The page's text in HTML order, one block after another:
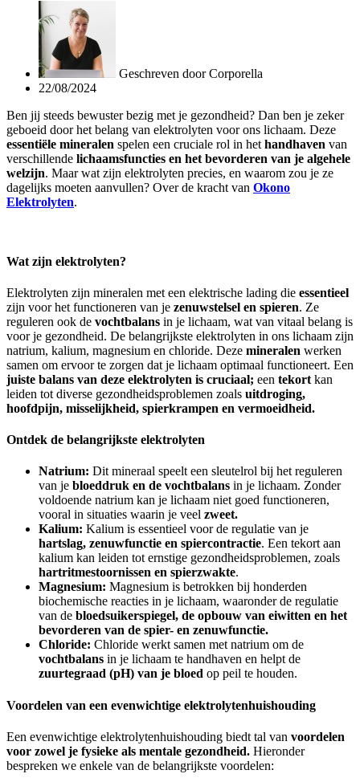
Geschreven doorCorporella
22/08/2024
Ben jij steeds bewuster bezig met je gezondheid? Dan ben je zeker
geboeid door het belang van elektrolyten voor ons lichaam. Deze
essentiële mineralen spelen een cruciale rol in het handhaven van
verschillende lichaamsfuncties en het bevorderen van je algehele
welzijn. Maar wat zijn elektrolyten precies, en waarom zou je ze
dagelijks moeten aanvullen? Over de kracht van Okono
Elektrolyten.
Wat zijn elektrolyten?
Elektrolyten zijn mineralen met een elektrische lading die essentieel
zijn voor het functioneren van je zenuwstelsel en spieren. Ze
reguleren ook de vochtbalans in je lichaam, wat van vitaal belang is
voor je gezondheid. De belangrijkste elektrolyten in ons lichaam zijn
natrium, kalium, magnesium en chloride. Deze mineralen werken
samen om ervoor te zorgen dat je lichaam optimaal functioneert. Een
juiste balans van deze elektrolyten is cruciaal; een tekort kan
leiden tot diverse gezondheidsproblemen zoals uitdroging,
hoofdpijn, misselijkheid, spierkrampen en vermoeidheid.
Ontdek de belangrijkste elektrolyten
Natrium: Dit mineraal speelt een sleutelrol bij het reguleren
van je bloeddruk en de vochtbalans in je lichaam. Zonder
voldoende natrium kan je lichaam niet goed functioneren,
vooral in situaties waarin je veel zweet.
Kalium: Kalium is essentieel voor de regulatie van je
hartslag, zenuwfunctie en spiercontractie. Een tekort aan
kalium kan leiden tot ernstige gezondheidsproblemen, zoals
hartritmestoornissen en spierzwakte.
Magnesium: Magnesium is betrokken bij honderden
biochemische reacties in je lichaam, waaronder de regulatie
van de bloedsuikerspiegel, de opbouw van eiwitten en het
bevorderen van de spier- en zenuwfunctie.
Chloride: Chloride werkt samen met natrium om de
vochtbalans in je lichaam te handhaven en helpt de
zuurtegraad (pH) van je bloed op peil te houden.
Voordelen van een evenwichtige elektrolytenhuishouding
Een evenwichtige elektrolytenhuishouding biedt tal van voordelen
voor zowel je fysieke als mentale gezondheid. Hieronder
bespreken we enkele van de belangrijkste voordelen: